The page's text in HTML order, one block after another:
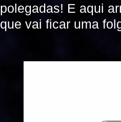
polegadas! E aqui
que vai ficar uma